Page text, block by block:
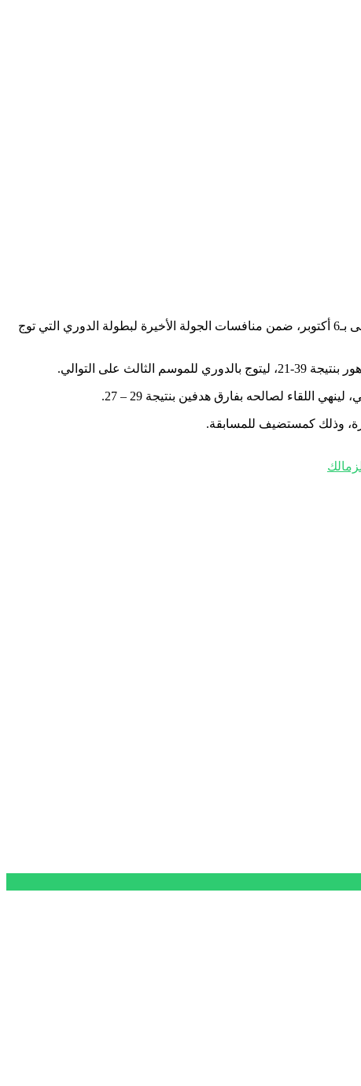
فاز الفريق الأول لكرة اليد بنادي الزمالك على نظيره الأهلي بنتيجة 29 – 27، في المباراة التي جمعتهما اليوم الثلاثاء على صالة حسن مصطفى بـ6 أكتوبر، ضمن منافسات الجولة الأخيرة لبطولة الدوري التي توج
وذلك كمستضيف للمسابقة.